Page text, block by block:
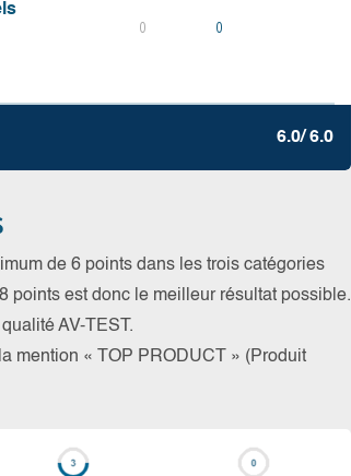
0 0
6.0/ 6.0
de 6 points dans les trois catégories
points est donc le meilleur résultat possible.
AV-TEST.
mention « TOP PRODUCT » (Produit